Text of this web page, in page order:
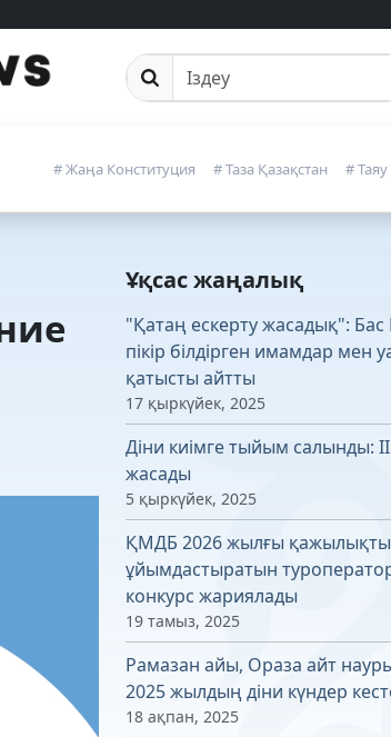
Сайттан іздеу
# Жаңа Конституция # Таза Қазақстан #
Ұқсас жаңалық
"Қатаң ескерту жасадық":
пікір білдірген имамдар мен
қатысты айтты
17 қыркүйек, 2025
Діни киімге тыйым салынды:
жасады
5 қыркүйек, 2025
ҚМДБ 2026 жылғы қажылықты
ұйымдастыратын
конкурс жариялады
19 тамыз, 2025
Рамазан айы, Ораза айт
2025 жылдың діни күндер
18 ақпан, 2025